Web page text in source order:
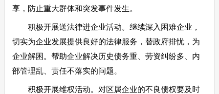
享，防止重大群体和突发事件发生。
积极开展送法律进企业活动。继续深入困难企业，
切实为企业发展提供良好的法律服务，替政府排忧，为
企业解困。帮助企业解决历史债务重、劳资纠纷多、内
部管理乱、责任不落实的问题。
积极开展维权活动。对区属企业的不良债权要及时